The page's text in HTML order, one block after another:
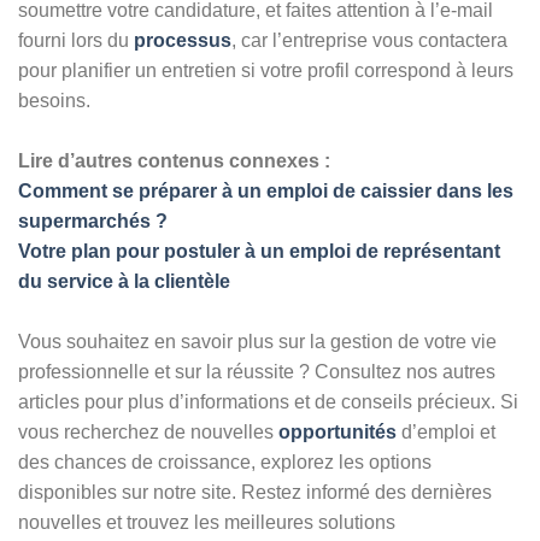
soumettre votre candidature, et faites attention à l’e-mail
fourni lors du processus, car l’entreprise vous contactera
pour planifier un entretien si votre profil correspond à leurs
besoins.
Lire d’autres contenus connexes :
Comment se préparer à un emploi de caissier dans les
supermarchés ?
Votre plan pour postuler à un emploi de représentant
du service à la clientèle
Vous souhaitez en savoir plus sur la gestion de votre vie
professionnelle et sur la réussite ? Consultez nos autres
articles pour plus d’informations et de conseils précieux. Si
vous recherchez de nouvelles opportunités d’emploi et
des chances de croissance, explorez les options
disponibles sur notre site. Restez informé des dernières
nouvelles et trouvez les meilleures solutions